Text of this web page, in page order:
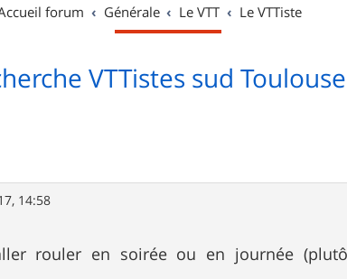
forum Générale Le VTT Le VTTiste
VTTistes sud Toulouse
14:58
rouler en soirée ou en journée